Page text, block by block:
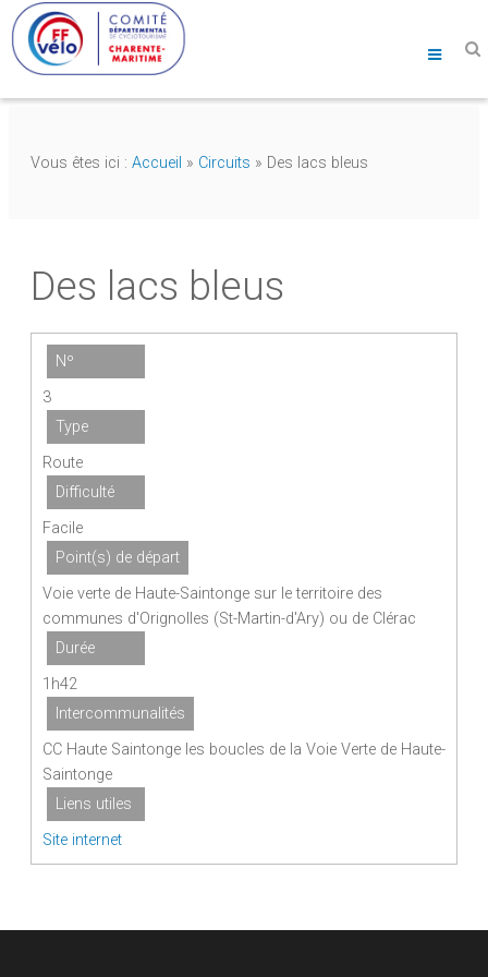
Vous êtes ici : Accueil » Circuits » Des lacs bleus
Des lacs bleus
Nº
3
Type
Route
Difficulté
Facile
Point(s) de départ
Voie verte de Haute-Saintonge sur le territoire des
communes d'Orignolles (St-Martin-d'Ary) ou de Clérac
Durée
1h42
Intercommunalités
CC Haute Saintonge les boucles de la Voie Verte de Haute-
Saintonge
Liens utiles
Site internet